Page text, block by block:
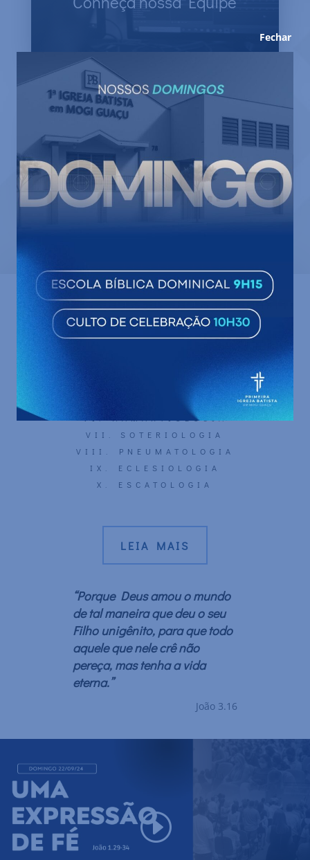
Veja quem cuida da nossa Igreja.
Fale Conosco
Se precisar de alguma informação, entre
em contato.
Declaração de Fé
I. BIBLIOLOGIA
III. CRISTOLOGIA
VI. HAMARTIOLOGIA
VII. SOTERIOLOGIA
VIII. PNEUMATOLOGIA
IX. ECLESIOLOGIA
X. ESCATOLOGIA
LEIA MAIS
“Porque Deus amou o mundo
de tal maneira que deu o seu
Filho unigênito, para que todo
aquele que nele crê não
pereça, mas tenha a vida
eterna.”
João 3.16
Fechar